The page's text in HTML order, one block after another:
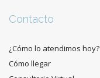
Contacto
¿Cómo lo atendimos hoy?
Cómo llegar